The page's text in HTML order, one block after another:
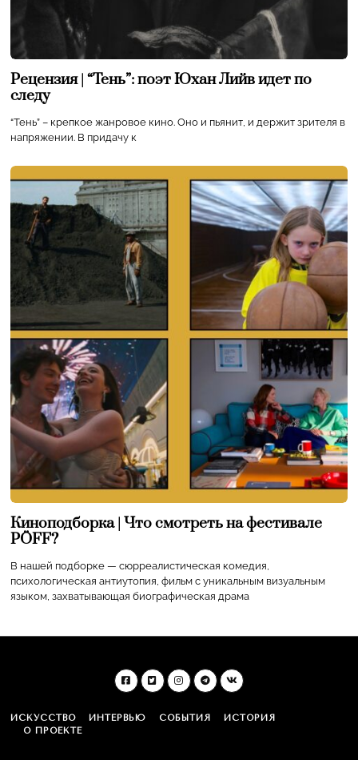
Рецензия | “Тень”: поэт Юхан Лийв идет по
следу
“Тень” – крепкое жанровое кино. Оно и пьянит, и держит зрителя в
напряжении. В придачу к
Киноподборка | Что смотреть на фестивале
PÖFF?
В нашей подборке — сюрреалистическая комедия,
психологическая антиутопия, фильм с уникальным визуальным
языком, захватывающая биографическая драма
ИСКУССТВО ИНТЕРВЬЮ СОБЫТИЯ
ИСТОРИЯ
О ПРОЕКТЕ